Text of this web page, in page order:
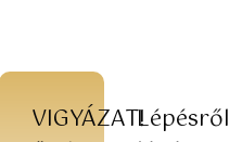
VIGYÁZAT!Lépésről